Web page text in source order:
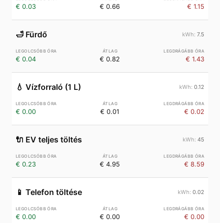
€ 0.03 € 0.66 € 1.15
🛁 Fürdő 7.5
€ 0.04 € 0.82 € 1.43
💧 Vízforraló (1 L) 0.12
€ 0.00 € 0.01 € 0.02
🔌 EV teljes töltés 45
€ 0.23 € 4.95 € 8.59
📱 Telefon töltése 0.02
€ 0.00 € 0.00 € 0.00